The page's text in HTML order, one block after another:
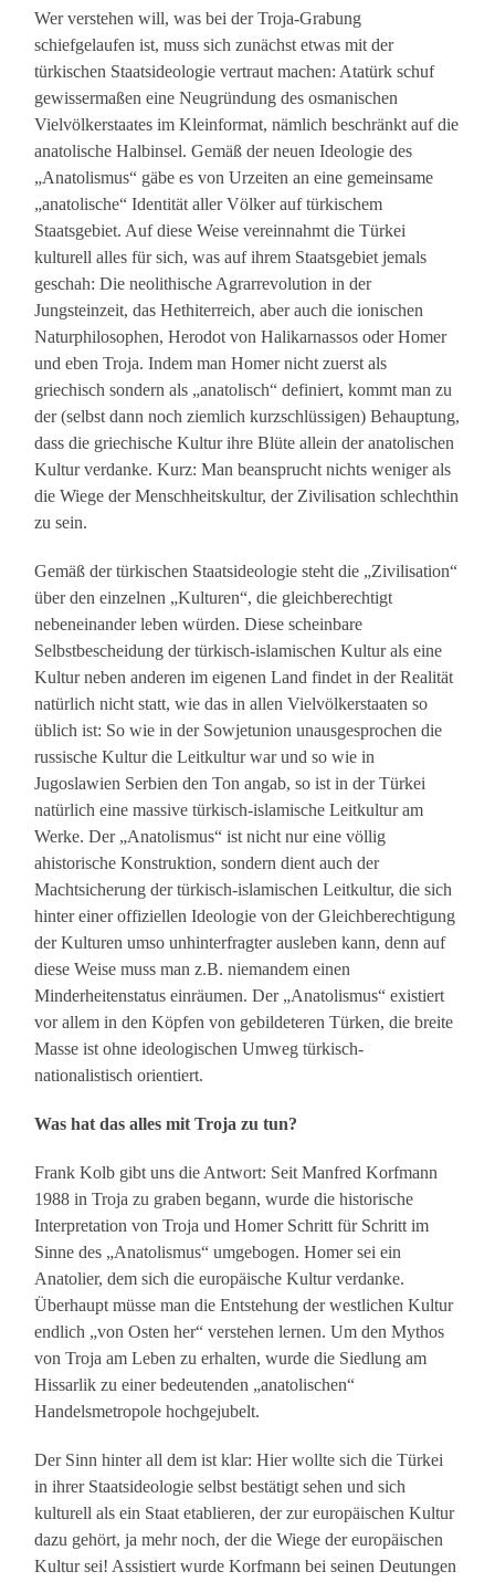
Wer verstehen will, was bei der Troja-Grabung
schiefgelaufen ist, muss sich zunächst etwas mit der
türkischen Staatsideologie vertraut machen: Atatürk schuf
gewissermaßen eine Neugründung des osmanischen
Vielvölkerstaates im Kleinformat, nämlich beschränkt auf die
anatolische Halbinsel. Gemäß der neuen Ideologie des
„Anatolismus“ gäbe es von Urzeiten an eine gemeinsame
„anatolische“ Identität aller Völker auf türkischem
Staatsgebiet. Auf diese Weise vereinnahmt die Türkei
kulturell alles für sich, was auf ihrem Staatsgebiet jemals
geschah: Die neolithische Agrarrevolution in der
Jungsteinzeit, das Hethiterreich, aber auch die ionischen
Naturphilosophen, Herodot von Halikarnassos oder Homer
und eben Troja. Indem man Homer nicht zuerst als
griechisch sondern als „anatolisch“ definiert, kommt man zu
der (selbst dann noch ziemlich kurzschlüssigen) Behauptung,
dass die griechische Kultur ihre Blüte allein der anatolischen
Kultur verdanke. Kurz: Man beansprucht nichts weniger als
die Wiege der Menschheitskultur, der Zivilisation schlechthin
zu sein.
Gemäß der türkischen Staatsideologie steht die „Zivilisation“
über den einzelnen „Kulturen“, die gleichberechtigt
nebeneinander leben würden. Diese scheinbare
Selbstbescheidung der türkisch-islamischen Kultur als eine
Kultur neben anderen im eigenen Land findet in der Realität
natürlich nicht statt, wie das in allen Vielvölkerstaaten so
üblich ist: So wie in der Sowjetunion unausgesprochen die
russische Kultur die Leitkultur war und so wie in
Jugoslawien Serbien den Ton angab, so ist in der Türkei
natürlich eine massive türkisch-islamische Leitkultur am
Werke. Der „Anatolismus“ ist nicht nur eine völlig
ahistorische Konstruktion, sondern dient auch der
Machtsicherung der türkisch-islamischen Leitkultur, die sich
hinter einer offiziellen Ideologie von der Gleichberechtigung
der Kulturen umso unhinterfragter ausleben kann, denn auf
diese Weise muss man z.B. niemandem einen
Minderheitenstatus einräumen. Der „Anatolismus“ existiert
vor allem in den Köpfen von gebildeteren Türken, die breite
Masse ist ohne ideologischen Umweg türkisch-
nationalistisch orientiert.
Was hat das alles mit Troja zu tun?
Frank Kolb gibt uns die Antwort: Seit Manfred Korfmann
1988 in Troja zu graben begann, wurde die historische
Interpretation von Troja und Homer Schritt für Schritt im
Sinne des „Anatolismus“ umgebogen. Homer sei ein
Anatolier, dem sich die europäische Kultur verdanke.
Überhaupt müsse man die Entstehung der westlichen Kultur
endlich „von Osten her“ verstehen lernen. Um den Mythos
von Troja am Leben zu erhalten, wurde die Siedlung am
Hissarlik zu einer bedeutenden „anatolischen“
Handelsmetropole hochgejubelt.
Der Sinn hinter all dem ist klar: Hier wollte sich die Türkei
in ihrer Staatsideologie selbst bestätigt sehen und sich
kulturell als ein Staat etablieren, der zur europäischen Kultur
dazu gehört, ja mehr noch, der die Wiege der europäischen
Kultur sei! Assistiert wurde Korfmann bei seinen Deutungen